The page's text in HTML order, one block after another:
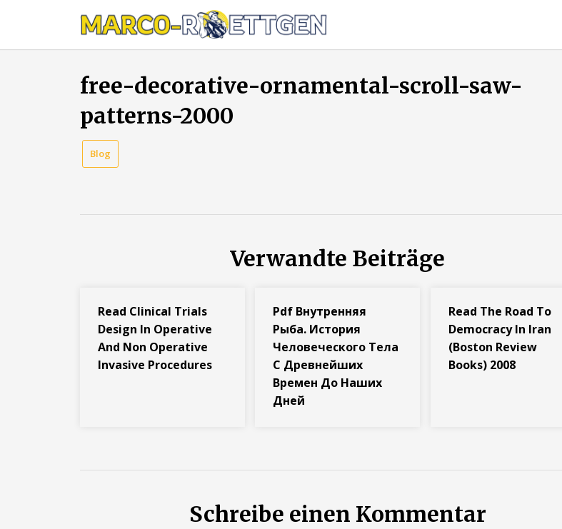
die
free-decorative-ornamental-scroll-saw-
patterns-2000
Blog
Verwandte Beiträge
Read Clinical Trials
Design In Operative
And Non Operative
Invasive Procedures
Pdf Внутренняя
Рыба. История
Человеческого Тела
С Древнейших
Времен До Наших
Дней
Read The Road To
Democracy In Iran
(Boston Review
Books) 2008
Schreibe einen Kommentar